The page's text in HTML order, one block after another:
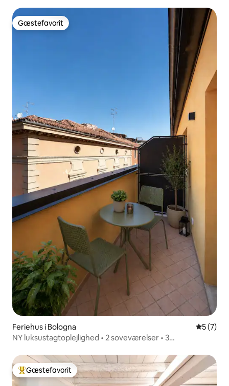
Gæstefavorit
Gæstefavorit
Feriehus i Bologna 5 ud af 5
5 (7)
NY luksustagtoplejlighed • 2 soveværelser • 3
Bedste gæstefavorit
Gæstefavorit